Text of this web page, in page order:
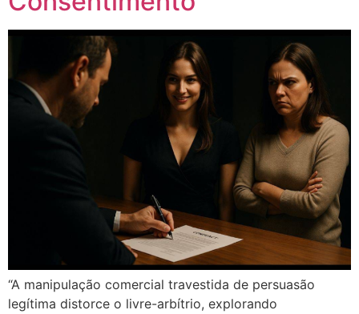
“A manipulação comercial travestida de persuasão
legítima distorce o livre-arbítrio, explorando